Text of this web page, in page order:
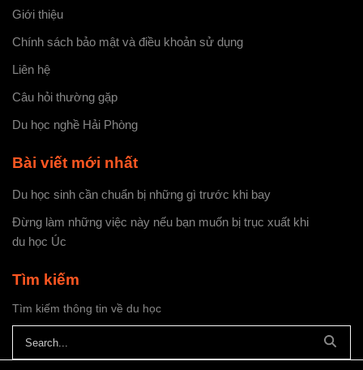
Giới thiệu
Chính sách bảo mật và điều khoản sử dụng
Liên hệ
Câu hỏi thường gặp
Du học nghề Hải Phòng
Bài viết mới nhất
Du học sinh cần chuẩn bị những gì trước khi bay
Đừng làm những việc này nếu bạn muốn bị trục xuất khi
du học Úc
Tìm kiếm
Tìm kiếm thông tin về du học